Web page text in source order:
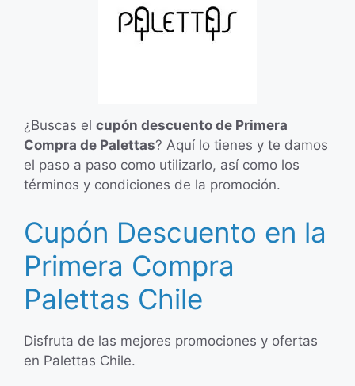
¿Buscas el cupón descuento de Primera
Compra de Palettas? Aquí lo tienes y te damos
el paso a paso como utilizarlo, así como los
términos y condiciones de la promoción.
Cupón Descuento en la
Primera Compra
Palettas Chile
Disfruta de las mejores promociones y ofertas
en Palettas Chile.